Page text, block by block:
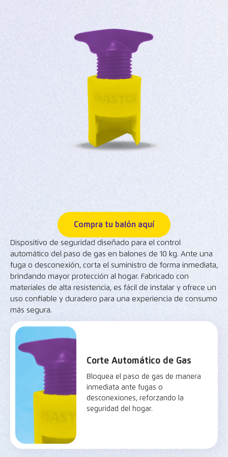
Compra tu balón aquí
Dispositivo de seguridad diseñado para el control
automático del paso de gas en balones de 10 kg. Ante una
fuga o desconexión, corta el suministro de forma inmediata,
brindando mayor protección al hogar. Fabricado con
materiales de alta resistencia, es fácil de instalar y ofrece un
uso confiable y duradero para una experiencia de consumo
más segura.
Corte Automático de Gas
Bloquea el paso de gas de manera
inmediata ante fugas o
desconexiones, reforzando la
seguridad del hogar.